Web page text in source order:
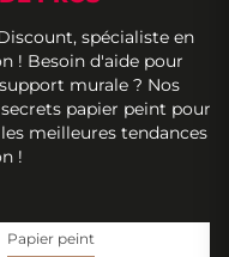
spécialiste en
! Besoin d'aide pour
murale ? Nos
papier peint pour
meilleures tendances
!
Papier peint